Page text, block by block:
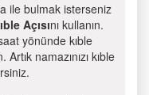
ile bulmak isterseniz
Açısını kullanın.
yönünde kıble
Artık namazınızı kıble